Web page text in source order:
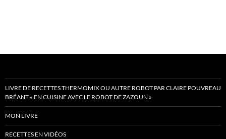
LIVRE DE RECETTES THERMOMIX OU AUTRE ROBOT PAR CLAIRE POUVREAU
BRÉANT « EN CUISINE AVEC LE ROBOT DE ZAZOUN »
MON LIVRE
RECETTES EN VIDÉOS